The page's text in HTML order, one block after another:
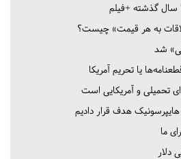
به هر قیمت» چیست؟
شد
یا تحریم‌ آمریکا
تحمیلی و آمریکایی است
هدف قرار دادیم
ما
دلار